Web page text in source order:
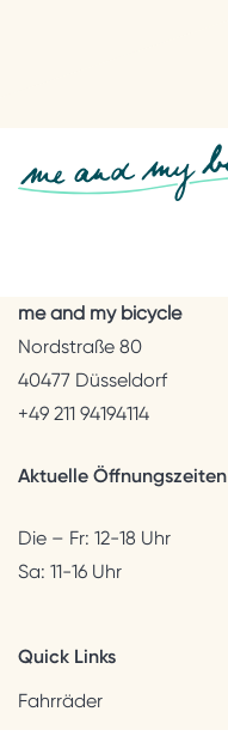
me and my bicycle
Nordstraße 80
40477 Düsseldorf
+49 211 94194114
Aktuelle Öffnungszeiten
Die – Fr: 12-18 Uhr
Sa: 11-16 Uhr
Quick Links
Fahrräder